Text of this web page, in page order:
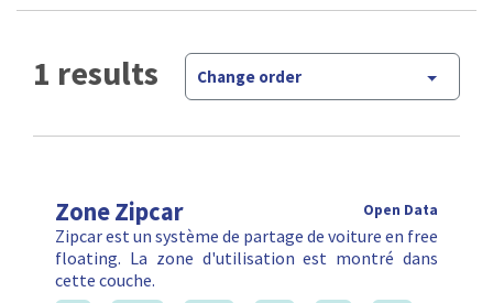
1 results Change order
Zone Zipcar Open Data
Zipcar est un système de partage de voiture en free
floating. La zone d'utilisation est montré dans
cette couche.